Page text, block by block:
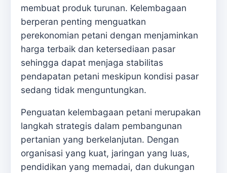
membuat produk turunan. Kelembagaan
berperan penting menguatkan
perekonomian petani dengan menjaminkan
harga terbaik dan ketersediaan pasar
sehingga dapat menjaga stabilitas
pendapatan petani meskipun kondisi pasar
sedang tidak menguntungkan.
Penguatan kelembagaan petani merupakan
langkah strategis dalam pembangunan
pertanian yang berkelanjutan. Dengan
organisasi yang kuat, jaringan yang luas,
pendidikan yang memadai, dan dukungan